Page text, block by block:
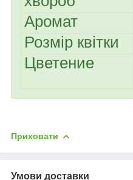
Аромат
Розмір квітки
Цветение
Приховати
Умови доставки